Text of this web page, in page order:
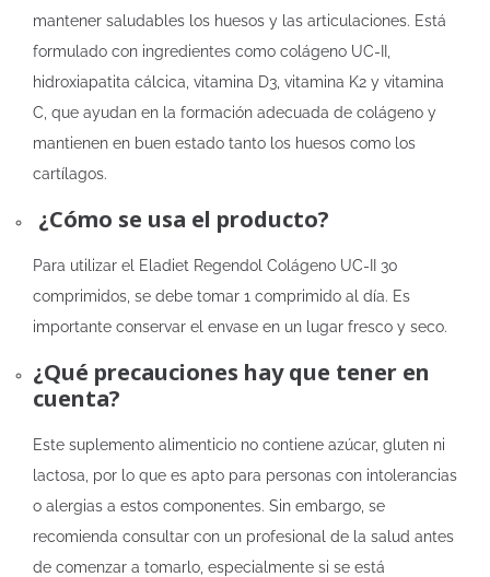
mantener saludables los huesos y las articulaciones. Está
formulado con ingredientes como colágeno UC-II,
hidroxiapatita cálcica, vitamina D3, vitamina K2 y vitamina
C, que ayudan en la formación adecuada de colágeno y
mantienen en buen estado tanto los huesos como los
cartílagos.
¿Cómo se usa el producto?
Para utilizar el Eladiet Regendol Colágeno UC-II 30
comprimidos, se debe tomar 1 comprimido al día. Es
importante conservar el envase en un lugar fresco y seco.
¿Qué precauciones hay que tener en
cuenta?
Este suplemento alimenticio no contiene azúcar, gluten ni
lactosa, por lo que es apto para personas con intolerancias
o alergias a estos componentes. Sin embargo, se
recomienda consultar con un profesional de la salud antes
de comenzar a tomarlo, especialmente si se está